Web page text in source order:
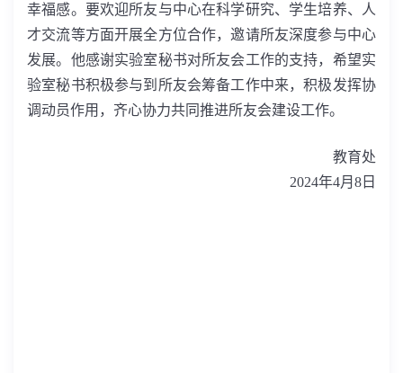
幸福感。要欢迎所友与中心在科学研究、学生培养、人
才交流等方面开展全方位合作，邀请所友深度参与中心
发展。他感谢实验室秘书对所友会工作的支持，希望实
验室秘书积极参与到所友会筹备工作中来，积极发挥协
调动员作用，齐心协力共同推进所友会建设工作。
教育处
2024年4月 8 日